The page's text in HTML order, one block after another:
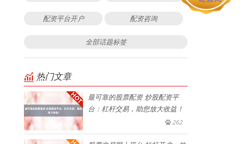
配资平台开户 配资咨询
全部话题标签
热门文章
最可靠的股票配资 炒股配资平
台：杠杆交易，助您放大收益！
262